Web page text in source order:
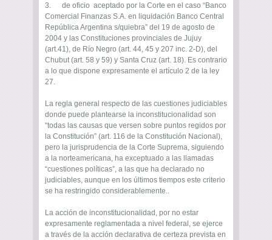
3. de oficio aceptado por la Corte en el caso “Banco
Comercial Finanzas S.A. en liquidación Banco Central
República Argentina s/quiebra” del 19 de agosto de
2004 y las Constituciones provinciales de Jujuy
(art.41), de Río Negro (art. 44, 45 y 207 inc. 2-D), del
Chubut (art. 58 y 59) y Santa Cruz (art. 18). Es contrario
a lo que dispone expresamente el artículo 2 de la ley
27.
La regla general respecto de las cuestiones judiciables
donde puede plantearse la inconstitucionalidad son
“todas las causas que versen sobre puntos regidos por
la Constitución” (art. 116 de la Constitución Nacional),
pero la jurisprudencia de la Corte Suprema, siguiendo
a la norteamericana, ha exceptuado a las llamadas
“cuestiones políticas”, a las que ha declarado no
judiciables, aunque en los últimos tiempos este criterio
se ha restringido considerablemente..
La acción de inconstitucionalidad, por no estar
expresamente reglamentada a nivel federal, se ejerce
a través de la acción declarativa de certeza prevista en